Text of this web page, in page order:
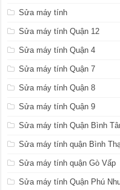
Sửa máy tính
Sửa máy tính Quận 12
Sửa máy tính Quận 4
Sửa máy tính Quận 7
Sửa máy tính Quận 8
Sửa máy tính Quận 9
Sửa máy tính Quận Bình
Sửa máy tính quận Bình
Sửa máy tính quận Gò Vấp
Sửa máy tính Quận Phú